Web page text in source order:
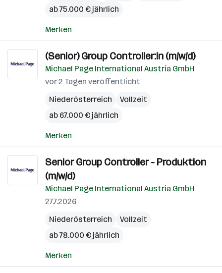
ab 75.000 € jährlich
Merken
(Senior) Group Controller:in (m/w/d)
Michael Page International Austria GmbH
vor 2 Tagen veröffentlicht
Niederösterreich
Vollzeit
ab 67.000 € jährlich
Merken
Senior Group Controller - Produktion
(m/w/d)
Michael Page International Austria GmbH
27.7.2026
Niederösterreich
Vollzeit
ab 78.000 € jährlich
Merken